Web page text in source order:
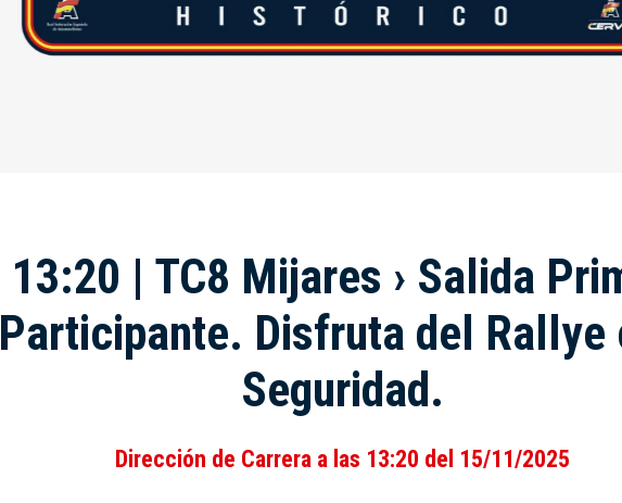
13:20 | TC8 Mijares › Salida
Participante. Disfruta del Rallye
Seguridad.
Dirección de Carrera a las 13:20 del 15/11/2025